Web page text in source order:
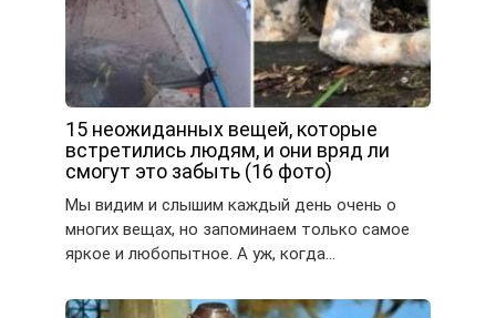
15 неожиданных вещей, которые
встретились людям, и они вряд ли
смогут это забыть (16 фото)
Мы видим и слышим каждый день очень о
многих вещах, но запоминаем только самое
яркое и любопытное. А уж, когда…